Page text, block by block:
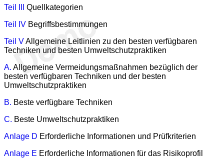
Teil III
Quellkategorien
Teil IV Begriffsbestimmungen
Teil VAllgemeine Leitlinien zu den besten verfügbaren
Techniken und besten Umweltschutzpraktiken
A. Allgemeine Vermeidungsmaßnahmen bezüglich der
besten verfügbaren Techniken und der besten
Umweltschutzpraktiken
B. Beste verfügbare Techniken
C. Beste Umweltschutzpraktiken
Anlage D Erforderliche Informationen und Prüfkriterien
Anlage E Erforderliche Informationen für das Risikoprofil